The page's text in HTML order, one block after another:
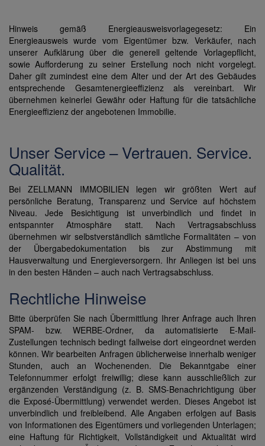
Hinweis gemäß Energieausweisvorlagegesetz: Ein
Energieausweis wurde vom Eigentümer bzw. Verkäufer, nach
unserer Aufklärung über die generell geltende Vorlagepflicht,
sowie Aufforderung zu seiner Erstellung noch nicht vorgelegt.
Daher gilt zumindest eine dem Alter und der Art des Gebäudes
entsprechende Gesamtenergieeffizienz als vereinbart. Wir
übernehmen keinerlei Gewähr oder Haftung für die tatsächliche
Energieeffizienz der angebotenen Immobilie.
Unser Service – Vertrauen. Service.
Qualität.
Bei ZELLMANN IMMOBILIEN legen wir größten Wert auf
persönliche Beratung, Transparenz und Service auf höchstem
Niveau. Jede Besichtigung ist unverbindlich und findet in
entspannter Atmosphäre statt. Nach Vertragsabschluss
übernehmen wir selbstverständlich sämtliche Formalitäten – von
der Übergabedokumentation bis zur Abstimmung mit
Hausverwaltung und Energieversorgern. Ihr Anliegen ist bei uns
in den besten Händen – auch nach Vertragsabschluss.
Rechtliche Hinweise
Bitte überprüfen Sie nach Übermittlung Ihrer Anfrage auch Ihren
SPAM- bzw. WERBE-Ordner, da automatisierte E-Mail-
Zustellungen technisch bedingt fallweise dort eingeordnet werden
können. Wir bearbeiten Anfragen üblicherweise innerhalb weniger
Stunden, auch an Wochenenden. Die Bekanntgabe einer
Telefonnummer erfolgt freiwillig; diese kann ausschließlich zur
ergänzenden Verständigung (z. B. SMS-Benachrichtigung über
die Exposé-Übermittlung) verwendet werden. Dieses Angebot ist
unverbindlich und freibleibend. Alle Angaben erfolgen auf Basis
von Informationen des Eigentümers und vorliegenden Unterlagen;
eine Haftung für Richtigkeit, Vollständigkeit und Aktualität wird